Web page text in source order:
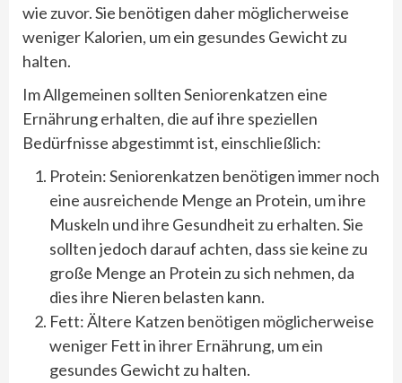
wie zuvor. Sie benötigen daher möglicherweise
weniger Kalorien, um ein gesundes Gewicht zu
halten.
Im Allgemeinen sollten Seniorenkatzen eine
Ernährung erhalten, die auf ihre speziellen
Bedürfnisse abgestimmt ist, einschließlich:
Protein: Seniorenkatzen benötigen immer noch
eine ausreichende Menge an Protein, um ihre
Muskeln und ihre Gesundheit zu erhalten. Sie
sollten jedoch darauf achten, dass sie keine zu
große Menge an Protein zu sich nehmen, da
dies ihre Nieren belasten kann.
Fett: Ältere Katzen benötigen möglicherweise
weniger Fett in ihrer Ernährung, um ein
gesundes Gewicht zu halten.